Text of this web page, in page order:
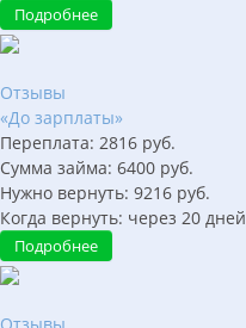
Подробнее
Отзывы
«До зарплаты»
Переплата: 2816 руб.
Сумма займа: 6400 руб.
Нужно вернуть: 9216 руб.
Когда вернуть: через 20 дней
Подробнее